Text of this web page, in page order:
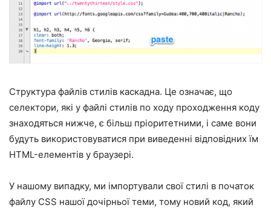
Структура файлів стилів каскадна. Це означає, що
селектори, які у файлі стилів по ходу проходження коду
знаходяться нижче, є більш пріоритетними, і саме вони
будуть використовуватися при виведенні відповідних їм
HTML-елементів у браузері.
У нашому випадку, ми імпортували свої стилі в початок
файлу CSS нашої дочірньої теми, тому новий код, який